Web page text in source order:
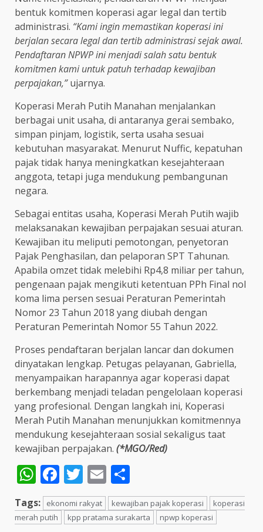
bentuk komitmen koperasi agar legal dan tertib
administrasi. “Kami ingin memastikan koperasi ini
berjalan secara legal dan tertib administrasi sejak awal.
Pendaftaran NPWP ini menjadi salah satu bentuk
komitmen kami untuk patuh terhadap kewajiban
perpajakan,”ujarnya.
Koperasi Merah Putih Manahan menjalankan
berbagai unit usaha, di antaranya gerai sembako,
simpan pinjam, logistik, serta usaha sesuai
kebutuhan masyarakat. Menurut Nuffic, kepatuhan
pajak tidak hanya meningkatkan kesejahteraan
anggota, tetapi juga mendukung pembangunan
negara.
Sebagai entitas usaha, Koperasi Merah Putih wajib
melaksanakan kewajiban perpajakan sesuai aturan.
Kewajiban itu meliputi pemotongan, penyetoran
Pajak Penghasilan, dan pelaporan SPT Tahunan.
Apabila omzet tidak melebihi Rp4,8 miliar per tahun,
pengenaan pajak mengikuti ketentuan PPh Final nol
koma lima persen sesuai Peraturan Pemerintah
Nomor 23 Tahun 2018 yang diubah dengan
Peraturan Pemerintah Nomor 55 Tahun 2022.
Proses pendaftaran berjalan lancar dan dokumen
dinyatakan lengkap. Petugas pelayanan, Gabriella,
menyampaikan harapannya agar koperasi dapat
berkembang menjadi teladan pengelolaan koperasi
yang profesional. Dengan langkah ini, Koperasi
Merah Putih Manahan menunjukkan komitmennya
mendukung kesejahteraan sosial sekaligus taat
kewajiban perpajakan. (*MGO/Red)
WhatsApp
Facebook
Twitter
Email
Tags: ekonomi rakyat kewajiban pajak koperasi
koperasi
merah putih
kpp pratama surakarta npwp koperasi